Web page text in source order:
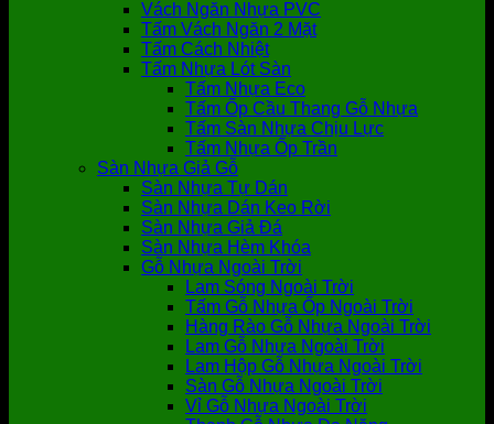
Vách Ngăn Nhựa PVC
Tấm Vách Ngăn 2 Mặt
Tấm Cách Nhiệt
Tấm Nhựa Lót Sàn
Tấm Nhựa Eco
Tấm Ốp Cầu Thang Gỗ Nhựa
Tấm Sàn Nhựa Chịu Lực
Tấm Nhựa Ốp Trần
Sàn Nhựa Giả Gỗ
Sàn Nhựa Tự Dán
Sàn Nhựa Dán Keo Rời
Sàn Nhựa Giả Đá
Sàn Nhựa Hèm Khóa
Gỗ Nhựa Ngoài Trời
Lam Sóng Ngoài Trời
Tấm Gỗ Nhựa Ốp Ngoài Trời
Hàng Rào Gỗ Nhựa Ngoài Trời
Lam Gỗ Nhựa Ngoài Trời
Lam Hộp Gỗ Nhựa Ngoài Trời
Sàn Gỗ Nhựa Ngoài Trời
Vỉ Gỗ Nhựa Ngoài Trời